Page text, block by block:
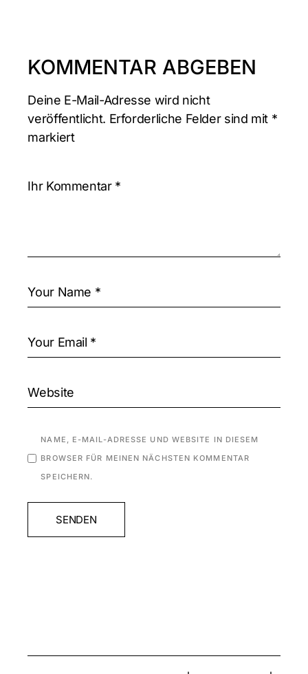
KOMMENTAR ABGEBEN
Deine E-Mail-Adresse wird nicht
veröffentlicht. Erforderliche Felder sind mit *
markiert
NAME, E-MAIL-ADRESSE UND WEBSITE IN DIESEM
BROWSER FÜR MEINEN NÄCHSTEN KOMMENTAR
SPEICHERN.
SENDEN